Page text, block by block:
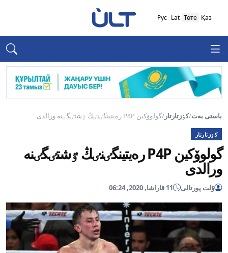
Қаз
Төте
Lat
Рус
باستى بەت/كٶزتارتار /گولوۆكين P4P رەيتينگٸنٸڭ ٷشتٸگٸنە ورالدى
كٶزتارتار
گولوۆكين P4P رەيتينگٸنٸڭ ٷشتٸگٸنە
ورالدى
ۇلت پورتالى 11 قاراشا, 2020, 06:24